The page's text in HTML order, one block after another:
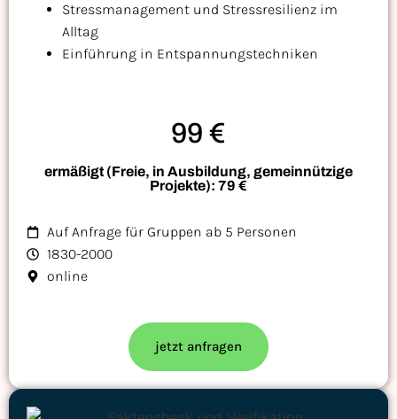
Stressmanagement und Stressresilienz im
Alltag
Einführung in Entspannungstechniken
99 €
ermäßigt (Freie, in Ausbildung, gemeinnützige
Projekte): 79 €
Auf Anfrage für Gruppen ab 5 Personen
1830-2000
online
jetzt anfragen